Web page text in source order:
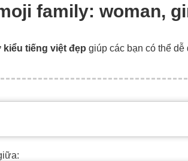
family: woman,
kiểu tiếng việt đẹp giúp các bạn có thể dễ